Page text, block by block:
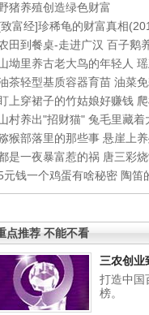
猪养殖创造绿色财富
富经]珍稀龟的财富真相
田到餐桌-走进广汉 百子鹅
坳里养古老大鸟的年轻人
茶轻型基质容器育苗 油菜
上穿裙子的竹姑娘好赚钱
村养出"招财猫" 兔毛里藏着
猴部落里的那些事 悬崖上
是一夜暴富惹的祸 唐三彩
元钱一个鸡蛋有啥秘密 陶笛
点推荐 不能不看
三农创业
打造中国
榜。